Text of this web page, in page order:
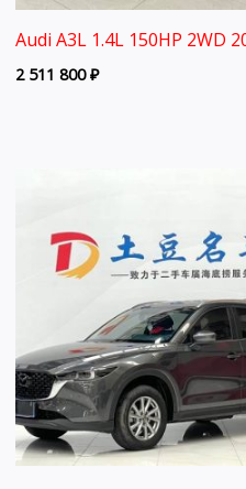
Audi A3L 1.4L 150HP 2WD
2 511 800₽